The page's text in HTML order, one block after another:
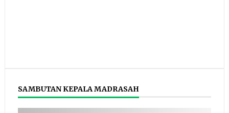
SAMBUTAN KEPALA MADRASAH